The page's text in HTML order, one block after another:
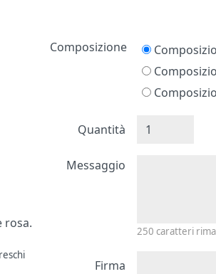
rosa.
Prezzo
Composizione
Quantità
Messaggio
250 caratteri
Firma